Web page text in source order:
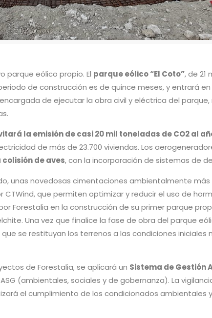
parque eólico propio. El parque eólico “El Coto”, de 21
de construcción es de quince meses, y entrará
de ejecutar la obra civil y eléctrica del
la emisión de casi 20 mil toneladas de CO2 al
de más de 23.700 viviendas. Los
de aves, con la incorporación de sistemas de
unas novedosas cimentaciones ambientalmente
CTWind, que permiten optimizar y reducir el uso de
Forestalia en la construcción de su primer parque
Una vez que finalice la fase de obra del parque
se restituyan los terrenos a las condiciones iniciales
de Forestalia, se aplicará un Sistema de Gestión
(ambientales, sociales y de gobernanza). La
el cumplimiento de los condicionados ambientales